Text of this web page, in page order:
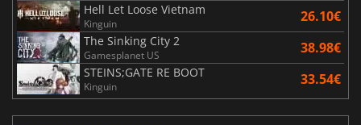
Hell Let Loose Vietnam
Kinguin 26.10€
The Sinking City 2
Gamesplanet US 38.98€
STEINS;GATE RE BOOT
Kinguin 33.54€